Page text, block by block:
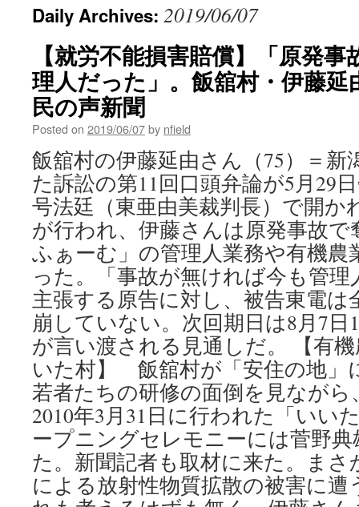
Daily Archives: 2019/06/07
【就労不能損害賠償】「原発
理人だった」。飯舘村・伊藤
民の声新聞
Posted on 2019/06/07by nfield
飯舘村の伊藤延由さん（75）＝新
た訴訟の第11回口頭弁論が5月29
号法廷（東亜由美裁判長）で開か
が行われ、伊藤さんは原発事故
ふぁーむ」の管理人業務や有機
った。「事故が無ければ今も管
主張する原告に対し、被告東電は
崩していない。次回期日は8月7日
が言い渡される見通しだ。 【有
いた村】 飯舘村が「安住の地」
若者たちの研修の面倒を見ながら
2010年3月31日に行われた「いい
ープニングセレモニーには菅野
た。新聞記者も取材に来た。まさ
による放射性物質拡散の被害に